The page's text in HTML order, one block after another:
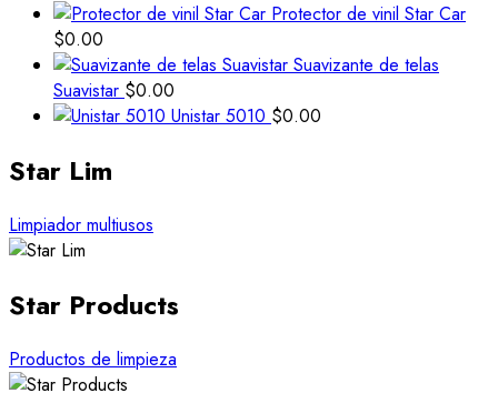
Protector de vinil Star Car
$0.00
Suavizante de telas
Suavistar $0.00
Unistar 5010 $0.00
Star Lim
Limpiador multiusos
Star Products
Productos de limpieza